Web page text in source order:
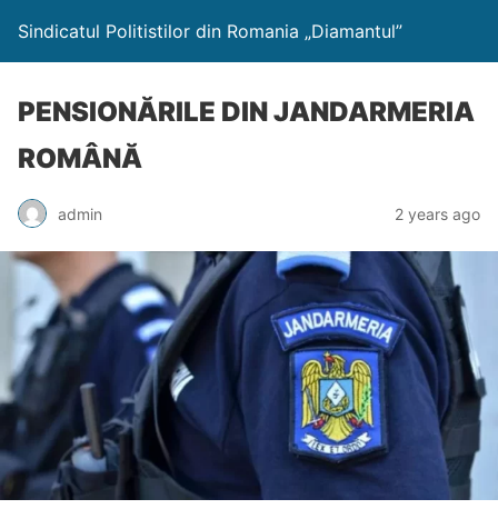
Sindicatul Politistilor din Romania „Diamantul”
PENSIONĂRILE DIN JANDARMERIA
ROMÂNĂ
admin 2 years ago